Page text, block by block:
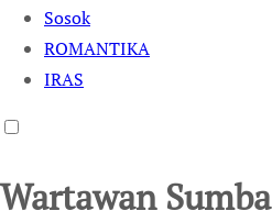
Sosok
ROMANTIKA
IRAS
Wartawan Sumba